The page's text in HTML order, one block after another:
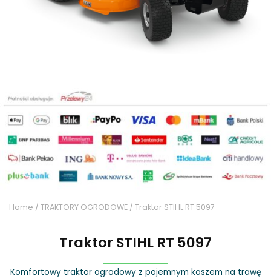
Home / TRAKTORY OGRODOWE / Traktor STIHL RT 5097
Traktor STIHL RT 5097
Komfortowy traktor ogrodowy z pojemnym koszem na trawę